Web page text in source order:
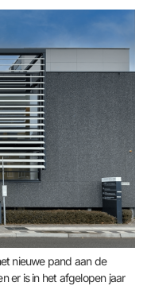
nieuwe pand aan de
er is in het afgelopen jaar